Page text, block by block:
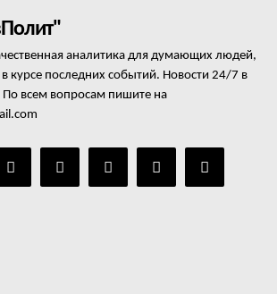
аналитика для думающих людей,
курсе последних событий. Новости 24/7 в
всем вопросам пишите на